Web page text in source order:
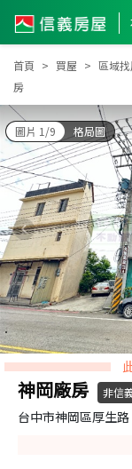
首頁 買屋 區域找
房
圖片 1/9 格局圖
神岡廠房 非信
台中市神岡區厚生路